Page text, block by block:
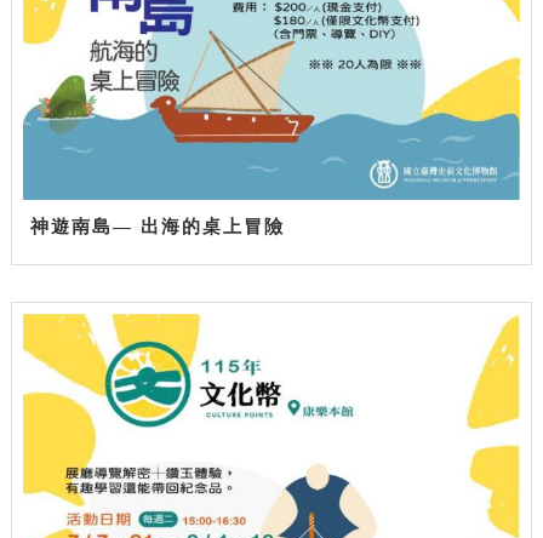
神遊南島— 出海的桌上冒險